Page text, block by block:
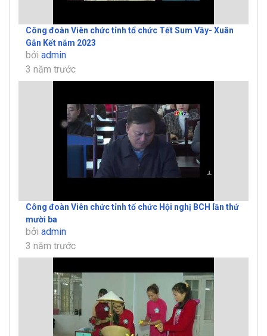
Công đoàn Viên chức tỉnh tổ chức Tết Sum Vầy- Xuân
Gắn Kết năm 2023
bởi admin
3 năm trước
Công đoàn Viên chức tỉnh tổ chức Hội nghị BCH lần thứ
mười ba
bởi admin
3 năm trước